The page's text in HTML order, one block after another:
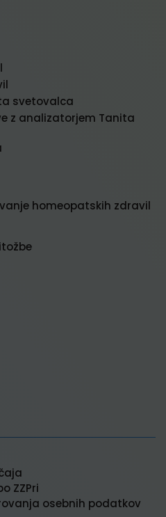
svetovalca
z analizatorjem Tanita
homeopatskih zdravil
ZZPri
osebnih podatkov